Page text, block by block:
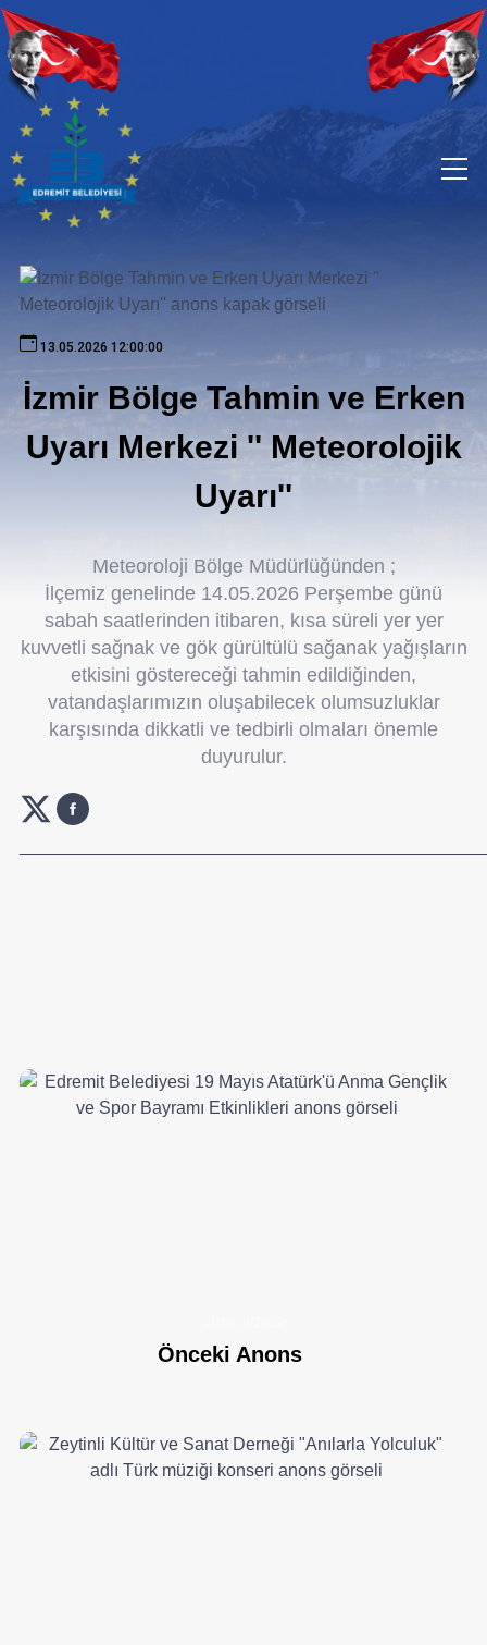
13.05.2026 12:00:00
İzmir Bölge Tahmin ve Erken
Uyarı Merkezi '' Meteorolojik
Uyarı''
Meteoroloji Bölge Müdürlüğünden ;
İlçemiz genelinde 14.05.2026 Perşembe günü
sabah saatlerinden itibaren, kısa süreli yer yer
kuvvetli sağnak ve gök gürültülü sağanak yağışların
etkisini göstereceği tahmin edildiğinden,
vatandaşlarımızın oluşabilecek olumsuzluklar
karşısında dikkatli ve tedbirli olmaları önemle
duyurulur.
Önceki Anons